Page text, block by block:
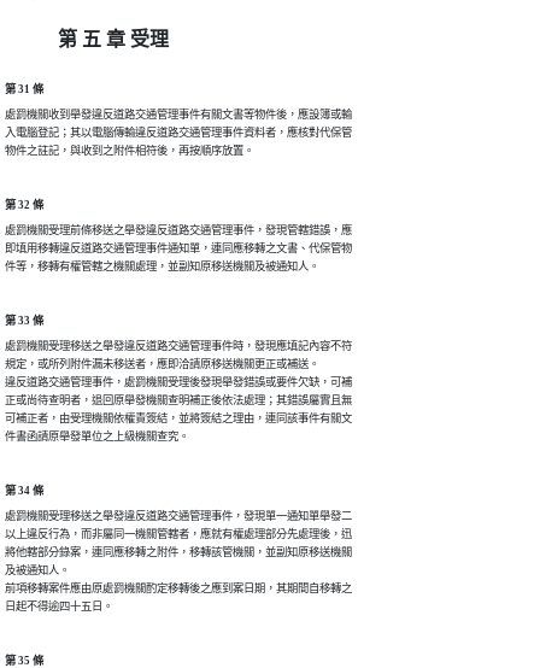
第 五 章 受理
第 31 條
處罰機關收到舉發違反道路交通管理事件有關文書等物件後，應設簿或輸
入電腦登記；其以電腦傳輸違反道路交通管理事件資料者，應核對代保管
物件之註記，與收到之附件相符後，再按順序放置。
第 32 條
處罰機關受理前條移送之舉發違反道路交通管理事件，發現管轄錯誤，應
即填用移轉違反道路交通管理事件通知單，連同應移轉之文書、代保管物
件等，移轉有權管轄之機關處理，並副知原移送機關及被通知人。
第 33 條
處罰機關受理移送之舉發違反道路交通管理事件時，發現應填記內容不符
規定，或所列附件漏未移送者，應即洽請原移送機關更正或補送。
違反道路交通管理事件，處罰機關受理後發現舉發錯誤或要件欠缺，可補
正或尚待查明者，退回原舉發機關查明補正後依法處理；其錯誤屬實且無
可補正者，由受理機關依權責簽結，並將簽結之理由，連同該事件有關文
件書函請原舉發單位之上級機關查究。
第 34 條
處罰機關受理移送之舉發違反道路交通管理事件，發現單一通知單舉發二
以上違反行為，而非屬同一機關管轄者，應就有權處理部分先處理後，迅
將他轄部分錄案，連同應移轉之附件，移轉該管機關，並副知原移送機關
及被通知人。
前項移轉案件應由原處罰機關酌定移轉後之應到案日期，其期間自移轉之
日起不得逾四十五日。
第 35 條